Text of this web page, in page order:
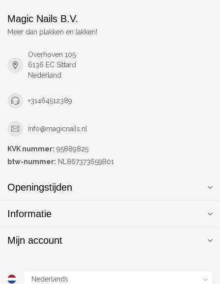
Magic Nails B.V.
Meer dan plakken en lakken!
Overhoven 105
6136 EC Sittard
Nederland
+31464512389
info@magicnails.nl
KVK nummer: 95889825
btw-nummer: NL867373659B01
Openingstijden
Informatie
Mijn account